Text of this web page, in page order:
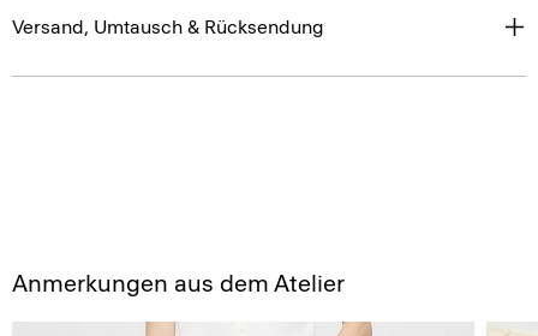
Versand, Umtausch & Rücksendung
Anmerkungen aus dem Atelier